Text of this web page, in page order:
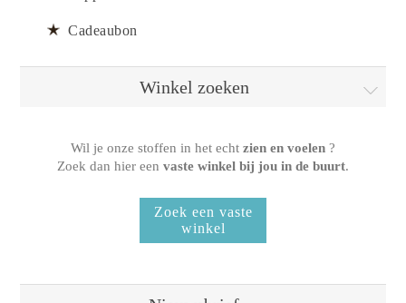
Cadeaubon
Winkel zoeken
Wil je onze stoffen in het echt zien en voelen ?
Zoek dan hier een vaste winkel bij jou in de buurt.